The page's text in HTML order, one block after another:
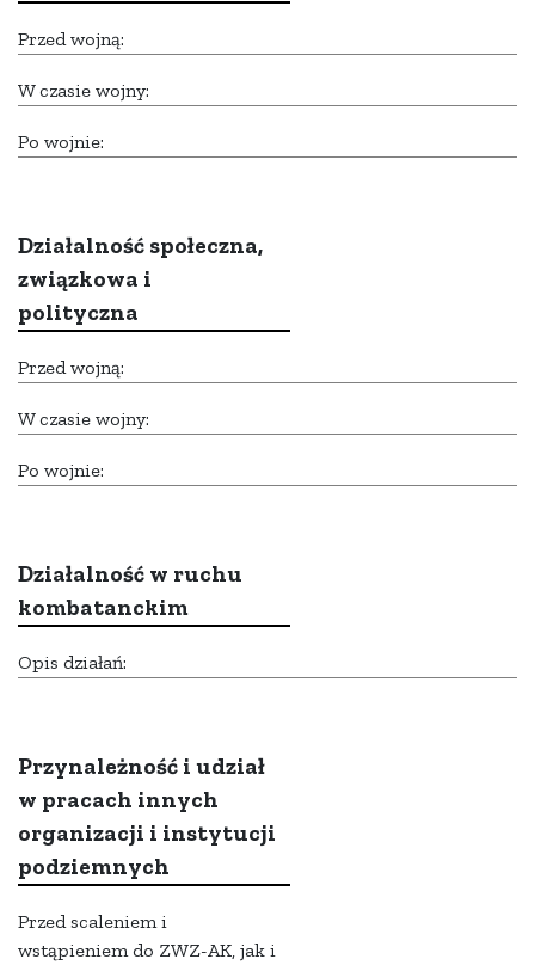
Przed wojną:
W czasie wojny:
Po wojnie:
Działalność społeczna,
związkowa i
polityczna
Przed wojną:
W czasie wojny:
Po wojnie:
Działalność w ruchu
kombatanckim
Opis działań:
Przynależność i udział
w pracach innych
organizacji i instytucji
podziemnych
Przed scaleniem i
wstąpieniem do ZWZ-AK, jak i